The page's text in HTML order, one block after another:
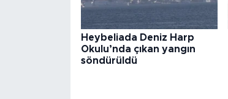
Heybeliada Deniz Harp
Okulu’nda çıkan yangın
söndürüldü